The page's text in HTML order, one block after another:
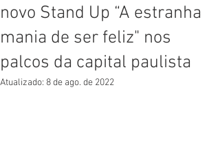
novo Stand Up “A estranha
mania de ser feliz" nos
palcos da capital paulista
Atualizado: 8 de ago. de 2022